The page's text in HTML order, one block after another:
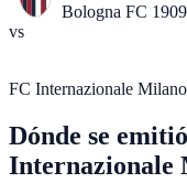
Bologna FC 1909
vs
FC Internazionale Milano
Dónde se
Internazionale